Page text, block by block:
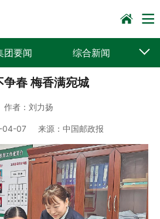
团要闻 综合新闻
建动态 普遍服务
企业文化
争春 梅香满宛城
作者： 刘力扬
04-07来源： 中国邮政报